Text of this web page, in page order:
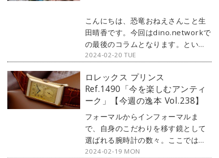
こんにちは、恐竜おねえさんこと生
田晴香です。今回はdino.networkで
の最後のコラムとなります。という
ことで、たまには自分のことを書く
竜とどのように接しているのか紹介
します。信じてもらえないような話
もあるのですがリアルをお届けしま
す！
2024-02-20 TUE
ロレックス プリンス
Ref.1490「今を楽しむアンティ
ーク」【今週の逸本 Vol.238】
フォーマルからインフォーマルま
で、自身のこだわりを移す鏡として
選ばれる腕時計の数々。ここではブ
ランド腕時計専門店・MOON
2024-02-19 MON